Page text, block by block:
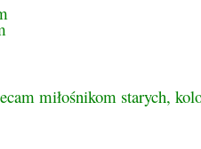
miłośnikom starych,